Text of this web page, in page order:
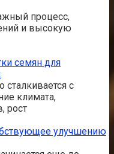
процесс,
и высокую
семян для
сталкивается с
климата,
рост
улучшению